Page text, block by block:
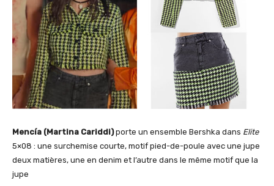
Mencía (Martina Cariddi)porte un ensemble Bershka dans Elite
5×08 : une surchemise courte, motif pied-de-poule avec une jupe
deux matières, une en denim et l’autre dans le même motif que la
jupe